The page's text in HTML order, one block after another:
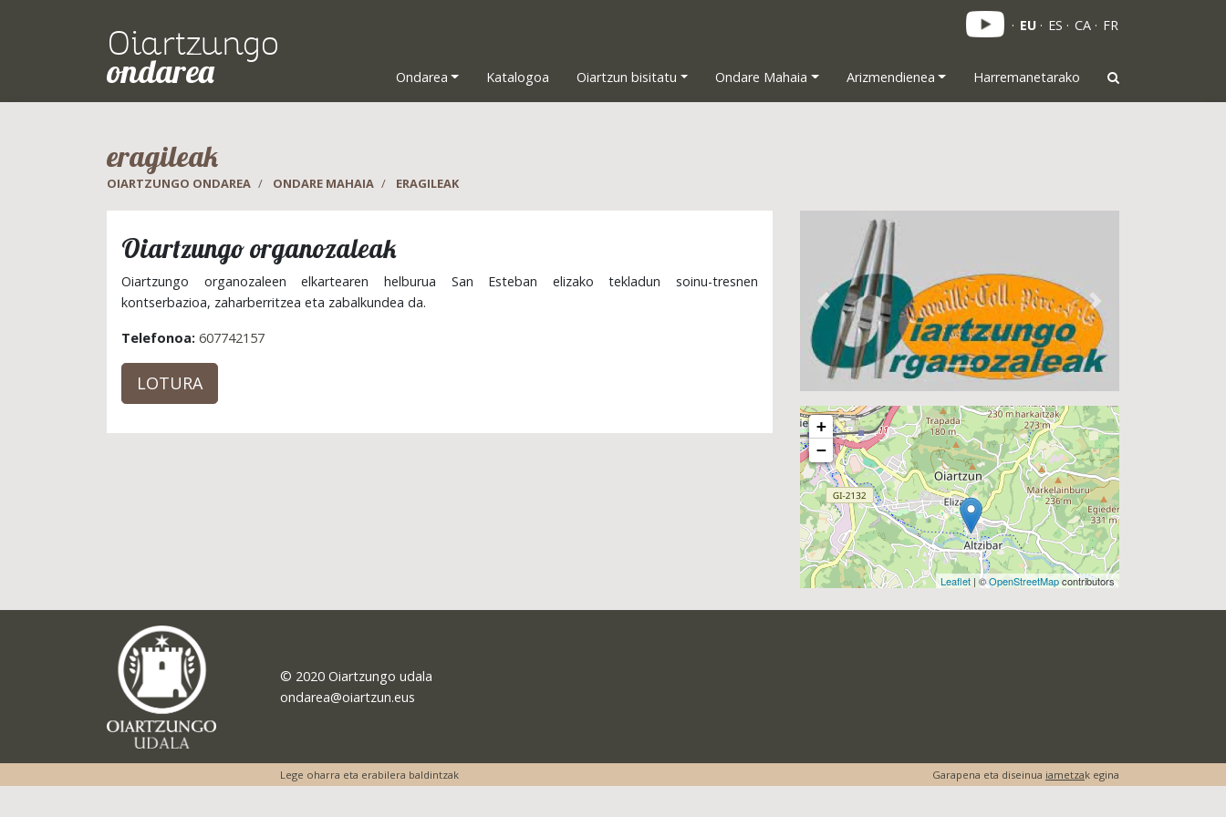
Oiartzungo
ondarea
EU ES CA FR
Ondarea Katalogoa Oiartzun bisitatu Ondare Mahaia Arizmendienea Harremanetarako
eragileak
OIARTZUNGO ONDAREA ONDARE MAHAIA ERAGILEAK
Oiartzungo organozaleak​
Oiartzungo organozaleen elkartearen helburua San Esteban elizako tekladun soinu-tresnen
kontserbazioa, zaharberritzea eta zabalkundea da.
Telefonoa: 607742157
LOTURA
Previous Next
+
−
Leaflet | ©OpenStreetMapcontributors
© 2020 Oiartzungo udala
ondarea@oiartzun.eus
Lege oharra eta erabilera baldintzak Garapena eta diseinua iametzak egina